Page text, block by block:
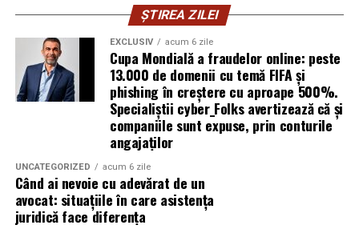
Conținutul acestui material nu reflectă în mod
obligatoriu poziția oficială a Uniunii Europene sau a
Guvernului României.
Informații oficiale complete despre finanțările din
fonduri structurale: mfe.gov.ro
De la Gara Buftea pana la Domeniul Stirbey sunt
aproximativ 30 de minute de mers pe jos. Participantii
trebuie insa sa tina cont ca nu exista trenuri de
intoarcere pe timpul noptii.
Cei care aleg transportul alternativ vor gasi o parcare
special amenajata pentru biciclete chiar la intrarea in
festival.
ȘTIREA ZILEI
EXCLUSIV acum 6 zile
Cupa Mondială a fraudelor online: peste
13.000 de domenii cu temă FIFA și
phishing în creștere cu aproape 500%.
Specialiștii cyber_Folks avertizează că și
companiile sunt expuse, prin conturile
angajaților
UNCATEGORIZED acum 6 zile
Când ai nevoie cu adevărat de un
avocat: situațiile în care asistența
juridică face diferența